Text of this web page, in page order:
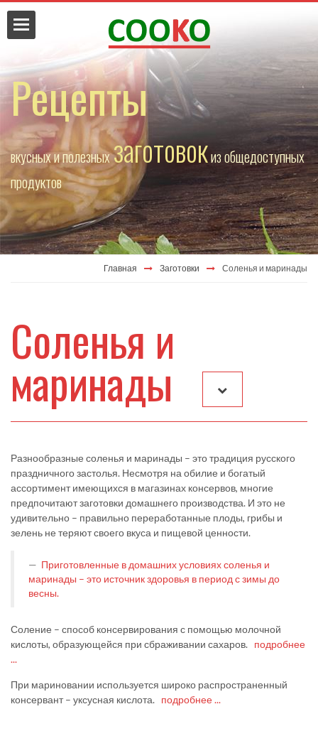
Рецепты
вкусных и полезныхзаготовокиз общедоступных
продуктов
Главная Заготовки Соленья и маринады
Соленья и
маринады
Разнообразные соленья и маринады – это традиция русского
праздничного застолья. Несмотря на обилие и богатый
ассортимент имеющихся в магазинах консервов, многие
предпочитают заготовки домашнего производства. И это не
удивительно – правильно переработанные плоды, грибы и
зелень не теряют своего вкуса и пищевой ценности.
Приготовленные в домашних условиях соленья и
маринады – это источник здоровья в период с зимы до
весны.
Соление – способ консервирования с помощью молочной
кислоты, образующейся при сбраживании сахаров. подробнее
...
При мариновании используется широко распространенный
консервант – уксусная кислота. подробнее ...